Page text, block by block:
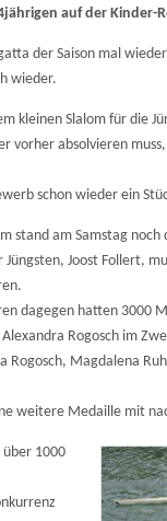
auf der Kinder-
der Saison mal
wieder.
kleinen Slalom für die
vorher absolvieren
schon wieder ein
stand am Samstag
Jüngsten, Joost Follert,
dagegen hatten 3000
Alexandra Rogosch im
Rogosch, Magdalena
weitere Medaille mit
über 1000